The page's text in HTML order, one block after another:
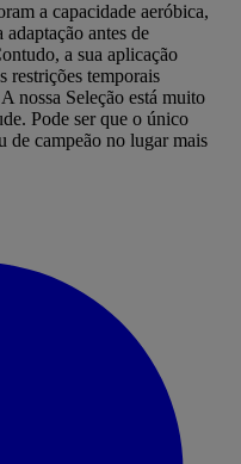
a capacidade aeróbica,
antes de
a sua aplicação
restrições temporais
nossa Seleção está muito
Pode ser que o único
de campeão no lugar mais